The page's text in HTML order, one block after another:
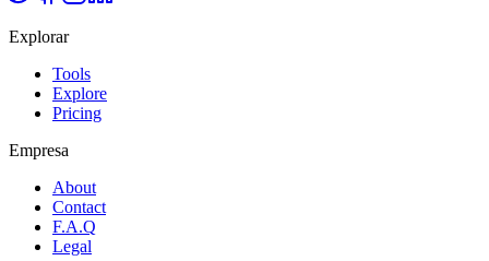
Explorar
Tools
Explore
Pricing
Empresa
About
Contact
F.A.Q
Legal